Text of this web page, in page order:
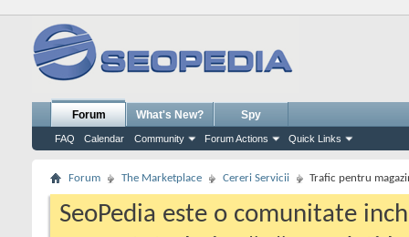
Forum
FAQ Calendar Community Forum Actions Quick Links
What's New? Spy
Forum The Marketplace Cereri Servicii Trafic pentru
SeoPedia este o comunitate